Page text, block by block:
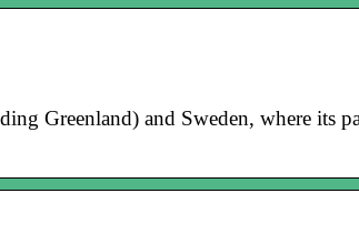
Greenland) and Sweden, where its